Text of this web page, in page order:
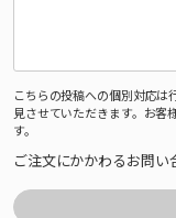
こちらの投稿への個別対応は
見させていただきます。お客
す。
ご注文にかかわるお問い